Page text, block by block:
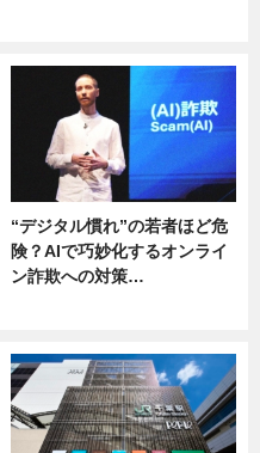
“デジタル慣れ”の若者ほど危
険？AIで巧妙化するオンライ
ン詐欺への対策…